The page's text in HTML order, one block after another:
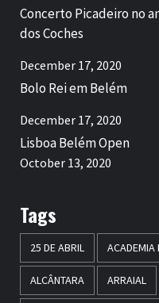
Concerto Picadeiro no
dos Coches
December 17, 2020
Bolo Rei em Belém
December 17, 2020
Lisboa Belém Open
October 13, 2020
Tags
25 DE ABRIL ACADEMIA
ALCÂNTARA ARRAIAL